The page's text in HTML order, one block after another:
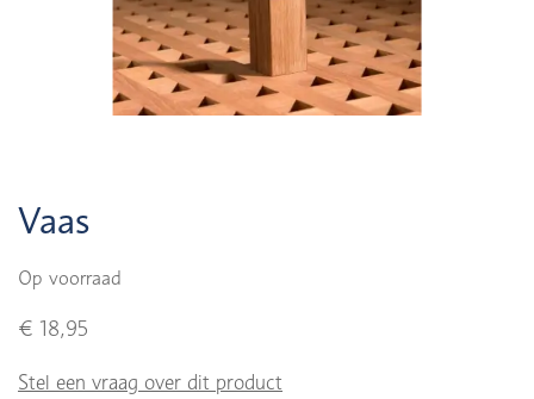
Vaas
Op voorraad
€ 18,95
Stel een vraag over dit product